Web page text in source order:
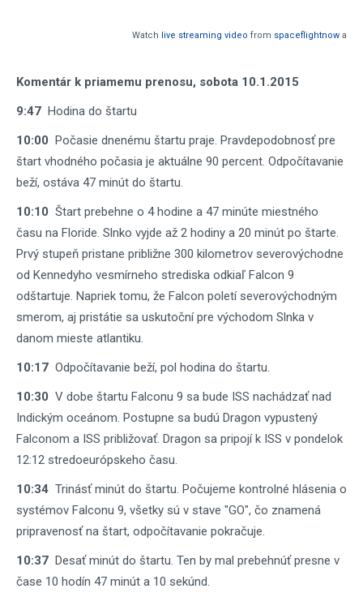
Watch live streaming video from spaceflightnow at
Komentár k priamemu prenosu, sobota 10.1.2015
9:47 Hodina do štartu
10:00 Počasie dnenému štartu praje. Pravdepodobnosť pre
štart vhodného počasia je aktuálne 90 percent. Odpočítavanie
beží, ostáva 47 minút do štartu.
10:10 Štart prebehne o 4 hodine a 47 minúte miestného
času na Floride. Slnko vyjde až 2 hodiny a 20 minút po štarte.
Prvý stupeň pristane približne 300 kilometrov severovýchodne
od Kennedyho vesmírneho strediska odkiaľ Falcon 9
odštartuje. Napriek tomu, že Falcon poletí severovýchodným
smerom, aj pristátie sa uskutoční pre východom Slnka v
danom mieste atlantiku.
10:17 Odpočítavanie beží, pol hodina do štartu.
10:30 V dobe štartu Falconu 9 sa bude ISS nachádzať nad
Indickým oceánom. Postupne sa budú Dragon vypustený
Falconom a ISS približovať. Dragon sa pripojí k ISS v pondelok
12:12 stredoeurópskeho času.
10:34 Trinásť minút do štartu. Počujeme kontrolné hlásenia o
systémov Falconu 9, všetky sú v stave "GO", čo znamená
pripravenosť na štart, odpočítavanie pokračuje.
10:37 Desať minút do štartu. Ten by mal prebehnúť presne v
čase 10 hodín 47 minút a 10 sekúnd.